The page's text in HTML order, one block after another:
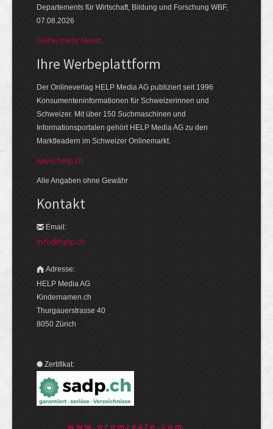
Departements für Wirtschaft, Bildung und Forschung WBF,
07.08.2026
Siehe mehr News
Ihre Werbeplattform
Der Onlineverlag HELP Media AG publiziert seit 1996
Konsumenteninformationen für Schweizerinnen und
Schweizer. Mit über 150 Suchmaschinen und
Informationsportalen gehört HELP Media AG zu den
Marktleadern im Schweizer Onlinemarkt.
www.help.ch
Alle Angaben ohne Gewähr
Kontakt
Email:
info@help.ch
Adresse:
HELP Media AG
Kindernamen.ch
Thurgauerstrasse 40
8050 Zürich
Zertifikat:
www.promigate.com